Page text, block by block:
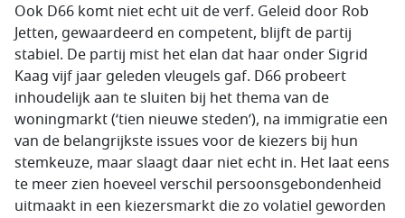
Ook D66 komt niet echt uit de verf. Geleid door Rob
Jetten, gewaardeerd en competent, blijft de partij
stabiel. De partij mist het elan dat haar onder Sigrid
Kaag vijf jaar geleden vleugels gaf. D66 probeert
inhoudelijk aan te sluiten bij het thema van de
woningmarkt (‘tien nieuwe steden’), na immigratie een
van de belangrijkste issues voor de kiezers bij hun
stemkeuze, maar slaagt daar niet echt in. Het laat eens
te meer zien hoeveel verschil persoonsgebondenheid
uitmaakt in een kiezersmarkt die zo volatiel geworden